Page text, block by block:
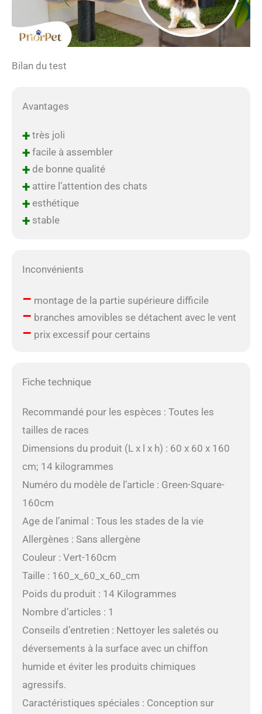
Bilan du test
Avantages
+très joli
+facile à assembler
+de bonne qualité
+attire l’attention des chats
+esthétique
+stable
Inconvénients
– montage de la partie supérieure difficile
– branches amovibles se détachent avec le vent
– prix excessif pour certains
Fiche technique
Recommandé pour les espèces : Toutes les
tailles de races
Dimensions du produit (L x l x h) : 60 x 60 x 160
cm; 14 kilogrammes
Numéro du modèle de l’article : Green-Square-
160cm
Age de l’animal : Tous les stades de la vie
Allergènes : Sans allergène
Couleur : Vert-160cm
Taille : 160_x_60_x_60_cm
Poids du produit : 14 Kilogrammes
Nombre d’articles : 1
Conseils d’entretien : Nettoyer les saletés ou
déversements à la surface avec un chiffon
humide et éviter les produits chimiques
agressifs.
Caractéristiques spéciales : Conception sur